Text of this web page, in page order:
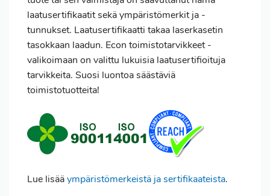
laatusertifikaatit sekä ympäristömerkit ja -
tunnukset. Laatusertifikaatti takaa laserkasetin
tasokkaan laadun. Econ toimistotarvikkeet -
valikoimaan on valittu lukuisia laatusertifioituja
tarvikkeita. Suosi luontoa säästäviä
toimistotuotteita!
Lue lisääympäristömerkeistä ja sertifikaateista.